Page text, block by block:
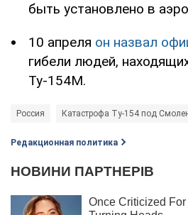
быть установлено в
10 апреля он назвал
гибели людей,
Ту-154М.
Россия Катастрофа Ту-154 под
Редакционная политика